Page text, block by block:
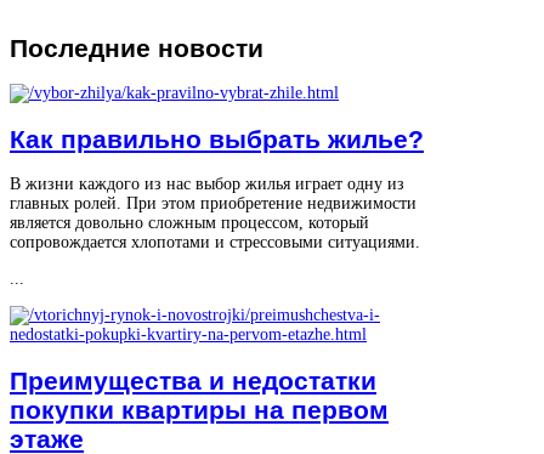
Последние новости
Как правильно выбрать жилье?
В жизни каждого из нас выбор жилья играет одну из
главных ролей. При этом приобретение недвижимости
является довольно сложным процессом, который
сопровождается хлопотами и стрессовыми ситуациями.
...
Преимущества и недостатки
покупки квартиры на первом
этаже